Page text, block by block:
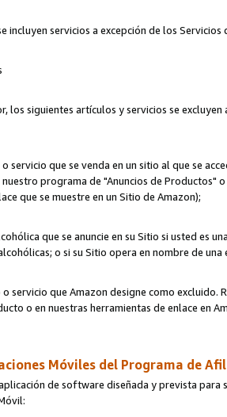
incluyen servicios a excepción de los
los siguientes artículos y servicios se
servicio que se venda en un sitio al que se
programa de "Anuncios de Productos"
que se muestre en un Sitio de Amazon);
que se anuncie en su Sitio si usted es
o si su Sitio opera en nombre de
servicio que Amazon designe como excluido.
o en nuestras herramientas de enlace en
Móviles del Programa de
de software diseñada y prevista